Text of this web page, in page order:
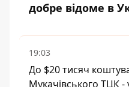
добре відоме в
19:03
До $20 тисяч
Мукачівського ТЦК -